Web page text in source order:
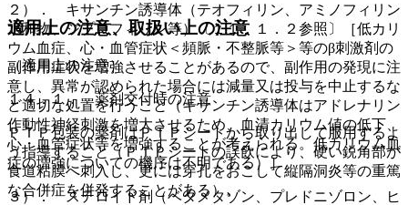
適用上の注意、取扱い上の注意
（適用上の注意）
１４．１． 薬剤交付時の注意
ＰＴＰ包装の薬剤はＰＴＰシートから取り出して服用するよ
う指導すること（ＰＴＰシートの誤飲により、硬い鋭角部が
食道粘膜へ刺入し、更には穿孔をおこして縦隔洞炎等の重篤
な合併症を併発することがある）。
２）． キサンチン誘導体（テオフィリン、アミノフィリン
水和物、ジプロフィリン等）〔１１．１．２参照〕［低カリ
ウム血症、心・血管症状＜頻脈・不整脈等＞等のβ刺激剤の
副作用症状を増強させることがあるので、副作用の発現に注
意し、異常が認められた場合には減量又は投与を中止するな
ど適切な処置を行うこと（キサンチン誘導体はアドレナリン
作動性神経刺激を増大させるため、血清カリウム値の低下、
心・血管症状等を増強することが考えられる。低カリウム血
症の増強についての機序は不明である）］。
３）． ステロイド剤（ベタメタゾン、プレドニゾロン、ヒ